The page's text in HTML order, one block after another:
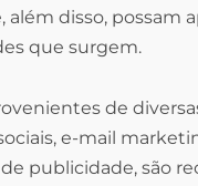
além disso, possam
que surgem.
de
e-mail
publicidade, são